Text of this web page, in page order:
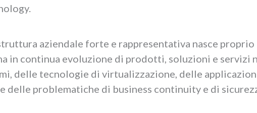
aziendale forte e rappresentativa nasce proprio
in continua evoluzione di prodotti, soluzioni e servizi
delle tecnologie di virtualizzazione, delle
delle problematiche di business continuity e di